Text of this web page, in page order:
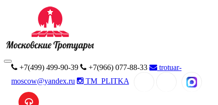
+7(499) 499-90-39 +7(966) 077-88-33
trotuar-
moscow@yandex.ru
TM_PLITKA
MAX